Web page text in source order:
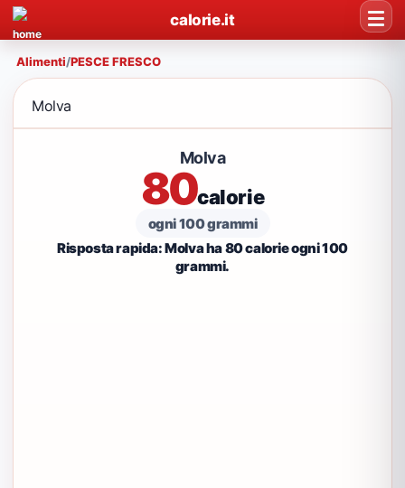
calorie.it
Alimenti/PESCE FRESCO
Molva
Molva
80calorie
ogni 100 grammi
Risposta rapida: Molva ha 80 calorie ogni 100
grammi.